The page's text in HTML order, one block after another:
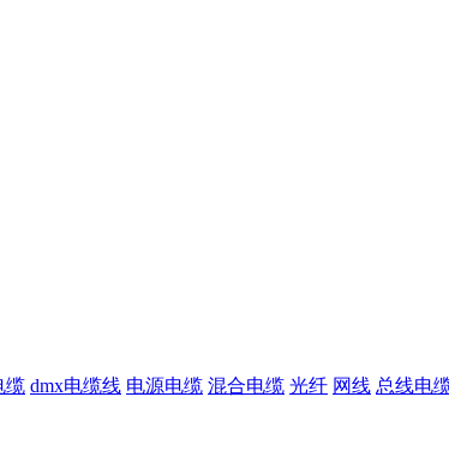
缆 dmx电缆线 电源电缆 混合电缆 光纤 网线 总线电